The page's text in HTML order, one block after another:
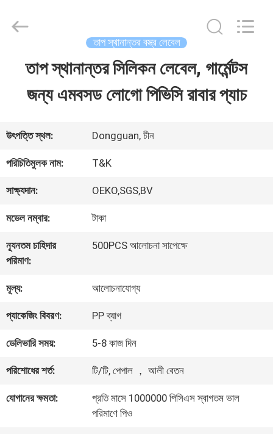
আমাদের
সম্পর্কে
কারখানা
ভ্রমণ
মান
নিয়ন্ত্রণ
আমাদের
সাথে
Garment
Accessories
Reserved.
তাপ স্থানান্তর বস্ত্র লেবেল
তাপ স্থানান্তর সিলিকন লেবেল, গার্মেন্টস
জন্য এমবসড লোগো পিভিসি রাবার প্যাচ
উৎপত্তি স্থল: Dongguan, চীন
পরিচিতিমুলক নাম: T&K
সাক্ষ্যদান: OEKO,SGS,BV
মডেল নম্বার: টাকা
ন্যূনতম চাহিদার
পরিমাণ:
500PCS আলোচনা সাপেক্ষে
মূল্য: আলোচনাযোগ্য
প্যাকেজিং বিবরণ: PP ব্যাগ
ডেলিভারি সময়: 5-8 কাজ দিন
পরিশোধের শর্ত: টি/টি, পেপাল ， আলী বেতন
যোগানের ক্ষমতা:
প্রতি মাসে 1000000 পিসিএস স্বাগতম ভাল
পরিমাণে পিও